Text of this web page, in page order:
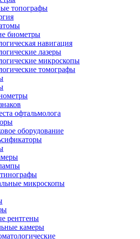
топографы
биометры
навигация
лазеры
микроскопы
томографы
офтальмолога
оборудование
микроскопы
рентгены
камеры